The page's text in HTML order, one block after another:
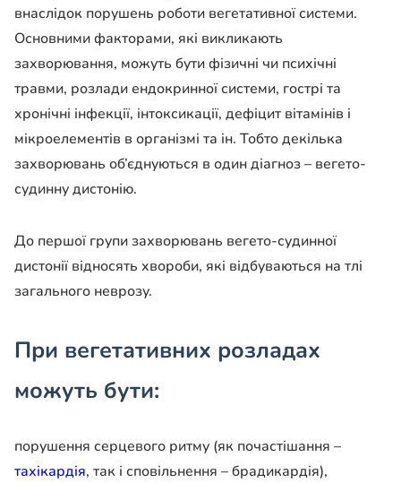
внаслідок порушень роботи вегетативної системи.
Основними факторами, які викликають
захворювання, можуть бути фізичні чи психічні
травми, розлади ендокринної системи, гострі та
хронічні інфекції, інтоксикації, дефіцит вітамінів і
мікроелементів в організмі та ін. Тобто декілька
захворювань об’єднуються в один діагноз – вегето-
судинну дистонію.
До першої групи захворювань вегето-судинної
дистонії відносять хвороби, які відбуваються на тлі
загального неврозу.
При вегетативних розладах
можуть бути:
порушення серцевого ритму (як почастішання –
тахікардія, так і сповільнення – брадикардія),